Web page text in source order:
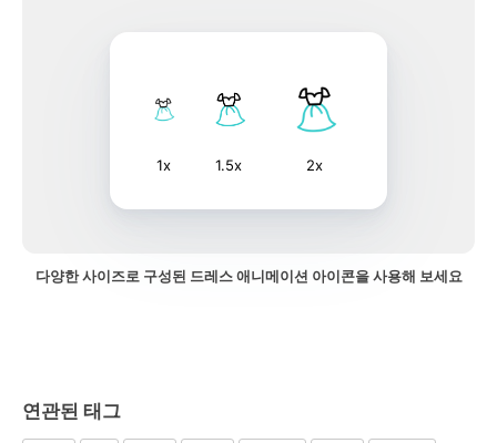
1x 1.5x 2x
다양한 사이즈로 구성된 드레스 애니메이션 아이콘을 사용해 보세요
연관된 태그